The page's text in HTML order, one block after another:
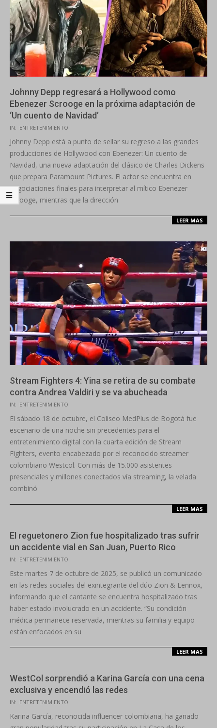
Johnny Depp regresará a Hollywood como
Ebenezer Scrooge en la próxima adaptación de
‘Un cuento de Navidad’
2025-
10-
24
IN: ENTRETENIMIENTO
Johnny Depp está a punto de sellar su regreso a las grandes
producciones de Hollywood con Ebenezer: Un cuento de
Navidad, una nueva adaptación del clásico de Charles Dickens
que prepara Paramount Pictures. El actor se encuentra en
negociaciones finales para interpretar al mítico Ebenezer
Scrooge, mientras que la dirección
LEER MAS
Stream Fighters 4: Yina se retira de su combate
contra Andrea Valdiri y se va abucheada
2025-
10-
19
IN: ENTRETENIMIENTO
El sábado 18 de octubre, el Coliseo MedPlus de Bogotá fue
escenario de una noche sin precedentes para el
entretenimiento digital con la cuarta edición de Stream
Fighters, evento encabezado por el reconocido streamer
colombiano Westcol. Con más de 15.000 asistentes
presenciales y millones conectados vía streaming, la velada
combinó
LEER MAS
El reguetonero Zion fue hospitalizado tras sufrir
un accidente vial en San Juan, Puerto Rico
2025-
10-
IN: ENTRETENIMIENTO
Este martes 7 de octubre de 2025, se publicó un comunicado
en las redes sociales del exintegrante del dúo Zion & Lennox,
informando que el cantante se encuentra hospitalizado tras
haber estado involucrado en un accidente. “Su condición
médica permanece reservada, mientras su familia y equipo
están enfocados en su
LEER MAS
WestCol sorprendió a Karina García con una cena
exclusiva y encendió las redes
2025-
10-
03
IN: ENTRETENIMIENTO
Karina García, reconocida influencer colombiana, ha ganado